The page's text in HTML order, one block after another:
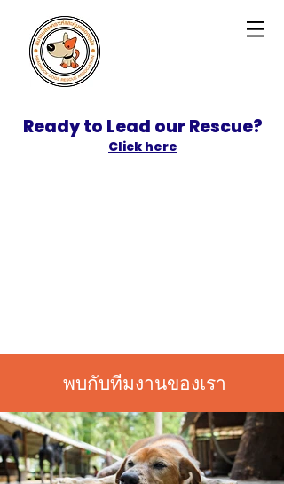
Ready to Lead our Rescue?
Click here
พบกับทีมงานของเรา